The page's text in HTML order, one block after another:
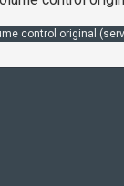
control original